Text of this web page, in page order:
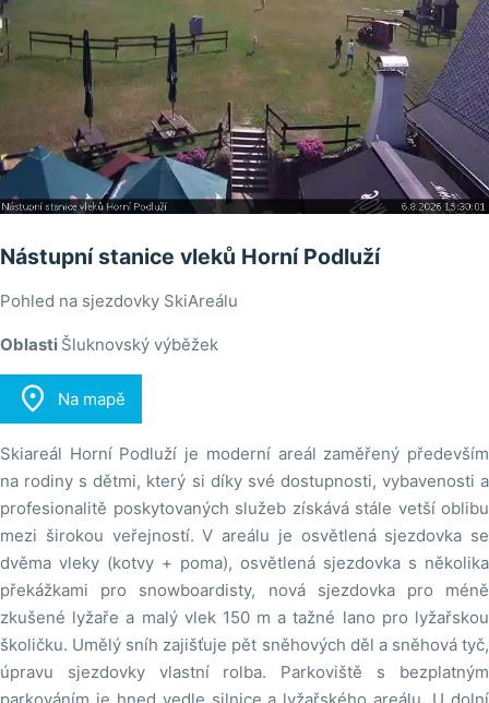
Nástupní stanice vleků Horní Podluží
Pohled na sjezdovky SkiAreálu
Oblasti Šluknovský výběžek
 Na mapě
Skiareál Horní Podluží je moderní areál zaměřený především
na rodiny s dětmi, který si díky své dostupnosti, vybavenosti a
profesionalitě poskytovaných služeb získává stále vetší oblibu
mezi širokou veřejností. V areálu je osvětlená sjezdovka se
dvěma vleky (kotvy + poma), osvětlená sjezdovka s několika
překážkami pro snowboardisty, nová sjezdovka pro méně
zkušené lyžaře a malý vlek 150 m a tažné lano pro lyžařskou
školičku. Umělý sníh zajišťuje pět sněhových děl a sněhová tyč,
úpravu sjezdovky vlastní rolba. Parkoviště s bezplatným